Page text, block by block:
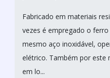
Fabricado em materiais
vezes é empregado o
mesmo aço inoxidável,
elétrico. Também por este
em lo...